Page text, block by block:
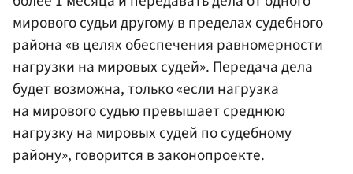
мирового судьи другому в пределах судебного
района «в целях обеспечения равномерности
нагрузки на мировых судей». Передача дела
будет возможна, только «если нагрузка
на мирового судью превышает среднюю
нагрузку на мировых судей по судебному
району», говорится в законопроекте.